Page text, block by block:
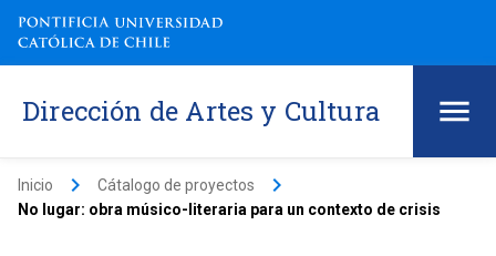
Dirección de Artes y Cultura
Inicio keyboard_arrow_right Cátalogo de proyectos keyboard_arrow_right
No lugar: obra músico-literaria para un contexto de crisis